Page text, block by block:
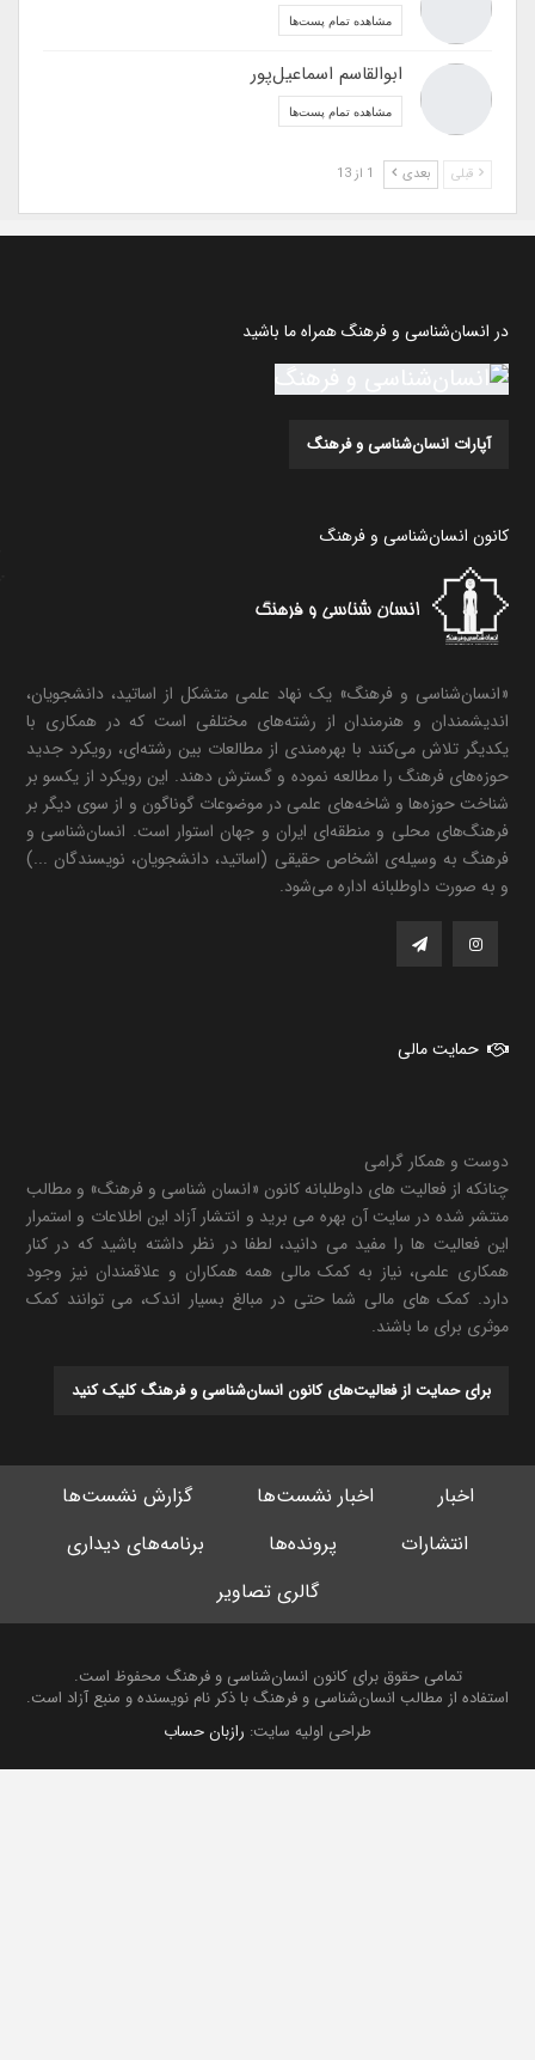
مشاهده تمام پست‌ها
ابوالقاسم اسماعیل‌پور
مشاهده تمام پست‌ها
قبلی بعدی
در انسان‌شناسی و فرهنگ همراه ما باشید
آپارات انسان‌شناسی و فرهنگ
کانون انسان‌شناسی و فرهنگ
«انسان‌شناسی و فرهنگ» یک نهاد علمی متشکل از اساتید، دانشجویان،
اندیشمندان و هنرمندان از رشته‌های مختلفی است که در همکاری با
یکدیگر تلاش می‌کنند با بهره‌مندی از مطالعات بین رشته‌ای، رویکرد جدید
حوزه‌های فرهنگ را مطالعه نموده و گسترش دهند. این رویکرد از یکسو بر
شناخت حوزه‌ها و شاخه‌های علمی در موضوعات گوناگون و از سوی دیگر بر
فرهنگ‌های محلی و منطقه‌ای ایران و جهان استوار است. انسان‌شناسی و
فرهنگ به وسیله‌ی اشخاص حقیقی (اساتید، دانشجویان، نویسندگان ...)
و به صورت داوطلبانه اداره می‌شود.
حمایت مالی
دوست و همکار گرامی
چنانکه از فعالیت های داوطلبانه کانون «انسان شناسی و فرهنگ» و مطالب
منتشر شده در سایت آن بهره می برید و انتشار آزاد این اطلاعات و استمرار
این فعالیت ها را مفید می دانید، لطفا در نظر داشته باشید که در کنار
همکاری علمی، نیاز به کمک مالی همه همکاران و علاقمندان نیز وجود
دارد. کمک های مالی شما حتی در مبالغ بسیار اندک، می توانند کمک
موثری برای ما باشند.
برای حمایت از فعالیت‌های کانون انسان‌شناسی و فرهنگ کلیک کنید
اخبار اخبار نشست‌ها
گزارش نشست‌ها
انتشارات
پرونده‌ها
برنامه‌های دیداری
گالری تصاویر
تمامی حقوق برای کانون انسان‌شناسی و فرهنگ محفوظ است.
استفاده از مطالب انسان‌شناسی و فرهنگ با ذکر نام نویسنده و منبع آزاد است.
طراحی اولیه سایت:رازبان حساب